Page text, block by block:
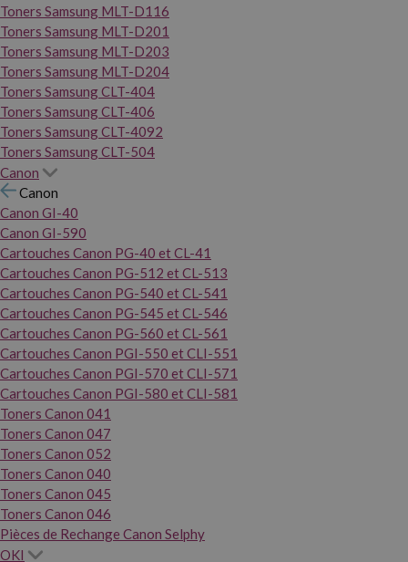
Toners Samsung MLT-D116
Toners Samsung MLT-D201
Toners Samsung MLT-D203
Toners Samsung MLT-D204
Toners Samsung CLT-404
Toners Samsung CLT-406
Toners Samsung CLT-4092
Toners Samsung CLT-504
Canon
Canon
Canon GI-40
Canon GI-590
Cartouches Canon PG-40 et CL-41
Cartouches Canon PG-512 et CL-513
Cartouches Canon PG-540 et CL-541
Cartouches Canon PG-545 et CL-546
Cartouches Canon PG-560 et CL-561
Cartouches Canon PGI-550 et CLI-551
Cartouches Canon PGI-570 et CLI-571
Cartouches Canon PGI-580 et CLI-581
Toners Canon 041
Toners Canon 047
Toners Canon 052
Toners Canon 040
Toners Canon 045
Toners Canon 046
Pièces de Rechange Canon Selphy
OKI